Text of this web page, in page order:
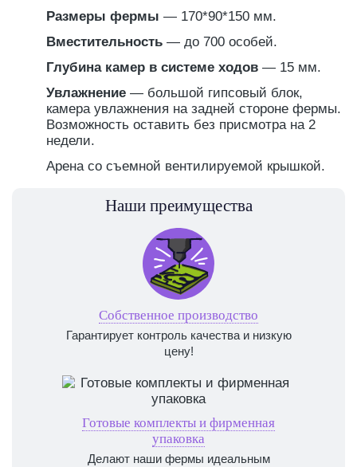
Размеры фермы — 170*90*150 мм.
Вместительность — до 700 особей.
Глубина камер в системе ходов — 15 мм.
Увлажнение — большой гипсовый блок,
камера увлажнения на задней стороне фермы.
Возможность оставить без присмотра на 2
недели.
Арена со съемной вентилируемой крышкой.
Наши преимущества
Собственное производство
Гарантирует контроль качества и низкую
цену!
Готовые комплекты и фирменная
упаковка
Делают наши фермы идеальным